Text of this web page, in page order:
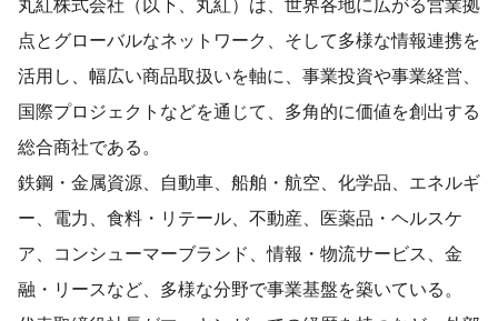
丸紅株式会社（以下、丸紅）は、世界各地に広がる営業拠
点とグローバルなネットワーク、そして多様な情報連携を
活用し、幅広い商品取扱いを軸に、事業投資や事業経営、
国際プロジェクトなどを通じて、多角的に価値を創出する
総合商社である。
鉄鋼・金属資源、自動車、船舶・航空、化学品、エネルギ
ー、電力、食料・リテール、不動産、医薬品・ヘルスケ
ア、コンシューマーブランド、情報・物流サービス、金
融・リースなど、多様な分野で事業基盤を築いている。